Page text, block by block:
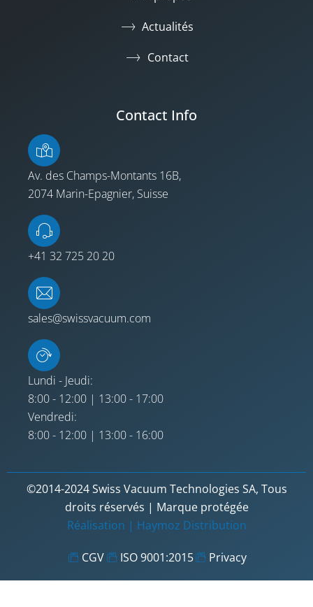
Actualités
Contact
Contact Info
Av. des Champs-Montants 16B,
2074 Marin-Epagnier, Suisse
+41 32 725 20 20
sales@swissvacuum.com
Lundi - Jeudi:
8:00 - 12:00 | 13:00 - 17:00
Vendredi:
8:00 - 12:00 | 13:00 - 16:00
©2014-2024 Swiss Vacuum Technologies SA, Tous
droits réservés | Marque protégée
Réalisation | Haymoz Distribution
CGV ISO 9001:2015 Privacy